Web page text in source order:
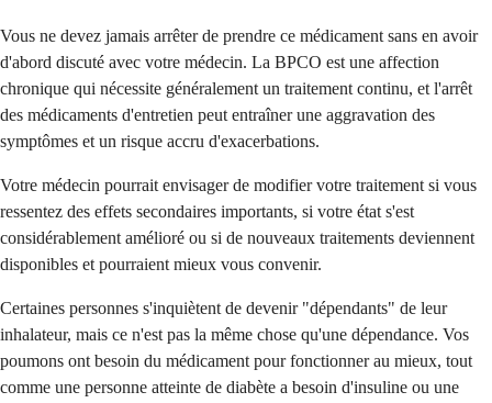
Vous ne devez jamais arrêter de prendre ce médicament sans en avoir
d'abord discuté avec votre médecin. La BPCO est une affection
chronique qui nécessite généralement un traitement continu, et l'arrêt
des médicaments d'entretien peut entraîner une aggravation des
symptômes et un risque accru d'exacerbations.
Votre médecin pourrait envisager de modifier votre traitement si vous
ressentez des effets secondaires importants, si votre état s'est
considérablement amélioré ou si de nouveaux traitements deviennent
disponibles et pourraient mieux vous convenir.
Certaines personnes s'inquiètent de devenir "dépendants" de leur
inhalateur, mais ce n'est pas la même chose qu'une dépendance. Vos
poumons ont besoin du médicament pour fonctionner au mieux, tout
comme une personne atteinte de diabète a besoin d'insuline ou une